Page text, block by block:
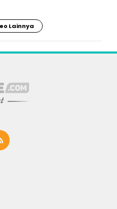
Lainnya